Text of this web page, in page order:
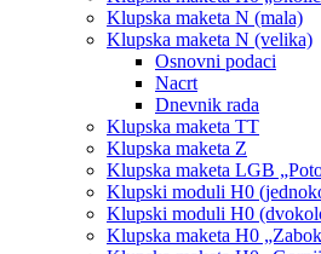
Klupska maketa N (mala)
Klupska maketa N (velika)
Osnovni podaci
Nacrt
Dnevnik rada
Klupska maketa TT
Klupska maketa Z
Klupska maketa LGB
Klupski moduli H0
Klupski moduli H0
Klupska maketa H0